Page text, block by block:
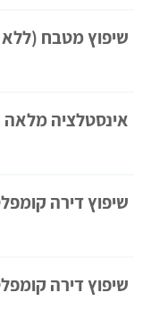
שיפוץ מטבח
אינסטלציה מלאה 3 - 4 חד’
שיפוץ דירה
שיפוץ דירה